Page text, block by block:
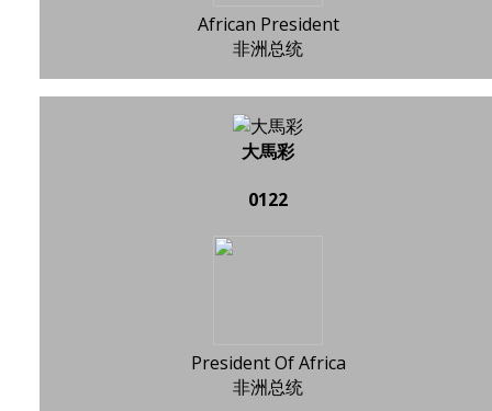
African President
非洲总统
大馬彩
0122
President Of Africa
非洲总统